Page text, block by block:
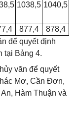
1038,5 1040,5
877,4
878,4
để quyết định
tại Bảng 4.
văn để quyết
Mơ, Cần Đơn,
Hàm Thuận và